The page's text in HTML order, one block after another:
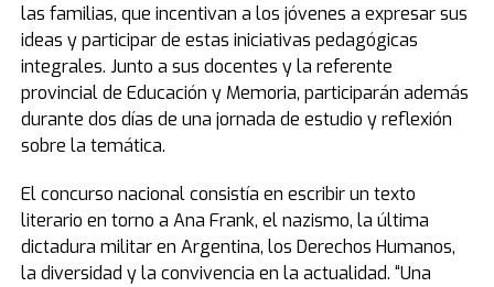
las familias, que incentivan a los jóvenes a expresar sus
ideas y participar de estas iniciativas pedagógicas
integrales. Junto a sus docentes y la referente
provincial de Educación y Memoria, participarán además
durante dos días de una jornada de estudio y reflexión
sobre la temática.
El concurso nacional consistía en escribir un texto
literario en torno a Ana Frank, el nazismo, la última
dictadura militar en Argentina, los Derechos Humanos,
la diversidad y la convivencia en la actualidad. “Una